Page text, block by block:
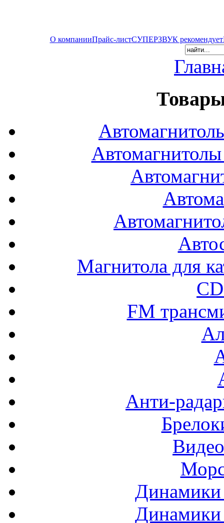
О компанииПрайс-листСУПЕРЗВУК рекомендует
Магнитола для
FM
Анти-
Динамики
Динамики